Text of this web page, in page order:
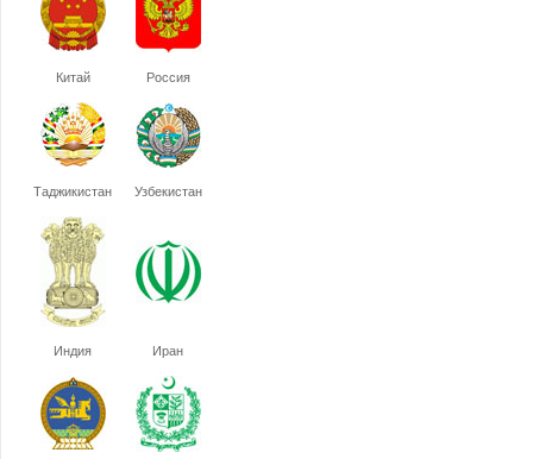
Китай Россия
Таджикистан Узбекистан
Индия Иран